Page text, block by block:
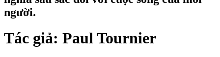
người.
Tác giả: Paul Tournier